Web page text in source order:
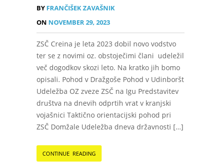
BY FRANČIŠEK ZAVAŠNIK
ON NOVEMBER 29, 2023
ZSČ Creina je leta 2023 dobil novo vodstvo
ter se z novimi oz. obstoječimi člani udeležil
več dogodkov skozi leto. Na kratko jih bomo
opisali. Pohod v Dražgoše Pohod v Udinboršt
Udeležba OZ zveze ZSČ na Igu Predstavitev
društva na dnevih odprtih vrat v kranjski
vojašnici Taktično orientacijski pohod pri
ZSČ Domžale Udeležba dneva državnosti […]
CONTINUE READING